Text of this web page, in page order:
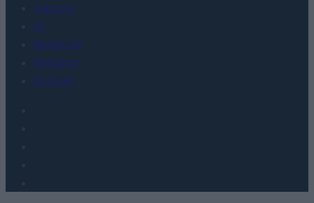
Gaming
AI
Redakcja
Reklama
Kontakt